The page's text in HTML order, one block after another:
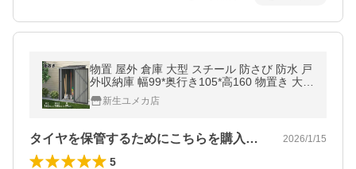
物置 屋外 倉庫 大型 スチール 防さび 防水 戸
外収納庫 幅99*奥行き105*高160 物置き 大型
収納庫 屋外ドア ロック付き 頑丈 ガーデニン
グ 庭新生ユメカ店
タイヤを保管するためにこちらを購入しま… 2026/1/15
5